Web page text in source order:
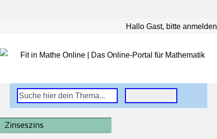
Hallo Gast, bitte anmelden
Zinseszins